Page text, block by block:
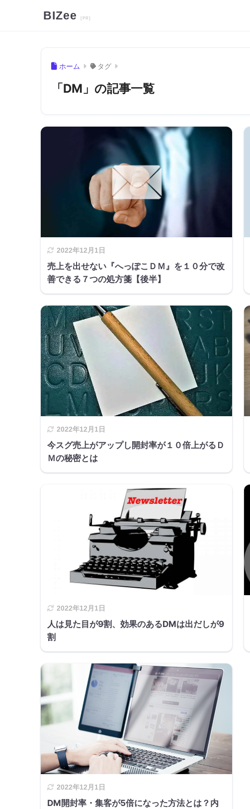
BIZee
ホーム タグ
「DM」の記事一覧
2022年12月1日
売上を出せない『へっぽこＤＭ』を１０分で改
善できる７つの処方箋【後半】
2022年12月1日
今スグ売上がアップし開封率が１０倍上がるＤ
Ｍの秘密とは
2022年12月1日
人は見た目が9割、効果のあるDMは出だしが9
割
2022年12月1日
DM開封率・集客が5倍になった方法とは？内